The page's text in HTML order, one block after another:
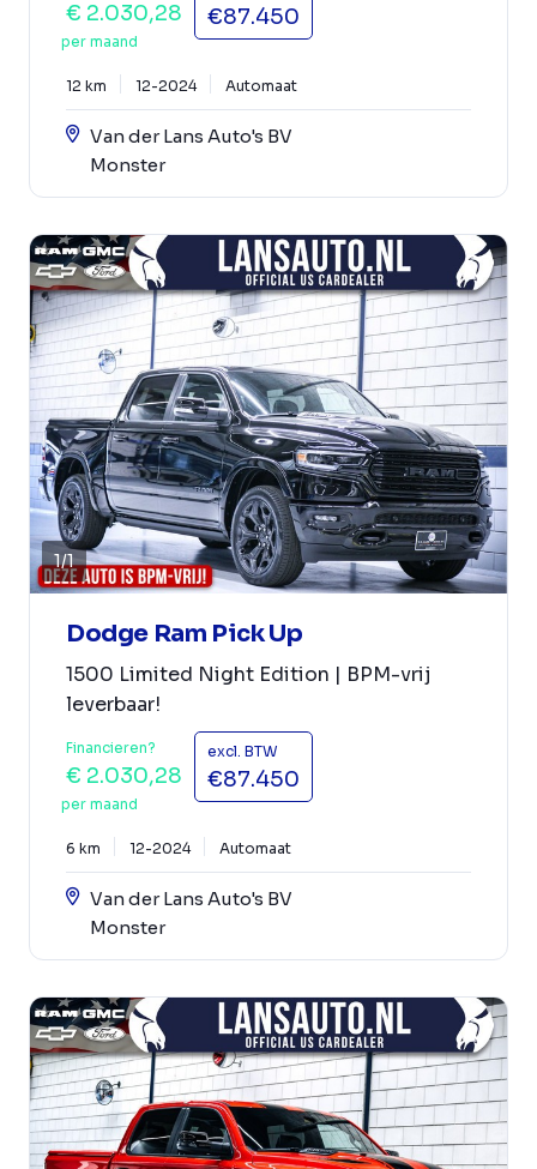
€ 2.030,28
per maand
€87.450
12 km 12-2024 Automaat
Van der Lans Auto's BV
Monster
1/1
Dodge Ram Pick Up
1500 Limited Night Edition | BPM-vrij
leverbaar!
Financieren?
€ 2.030,28
per maand
excl. BTW
€87.450
6 km 12-2024 Automaat
Van der Lans Auto's BV
Monster